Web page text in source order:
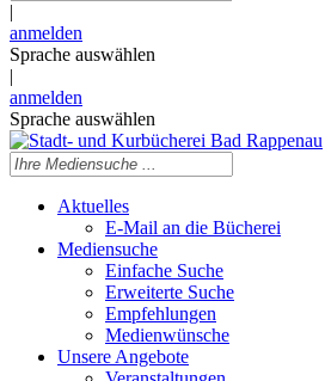
|
anmelden
Sprache auswählen
|
anmelden
Sprache auswählen
Aktuelles
E-Mail an die Bücherei
Mediensuche
Einfache Suche
Erweiterte Suche
Empfehlungen
Medienwünsche
Unsere Angebote